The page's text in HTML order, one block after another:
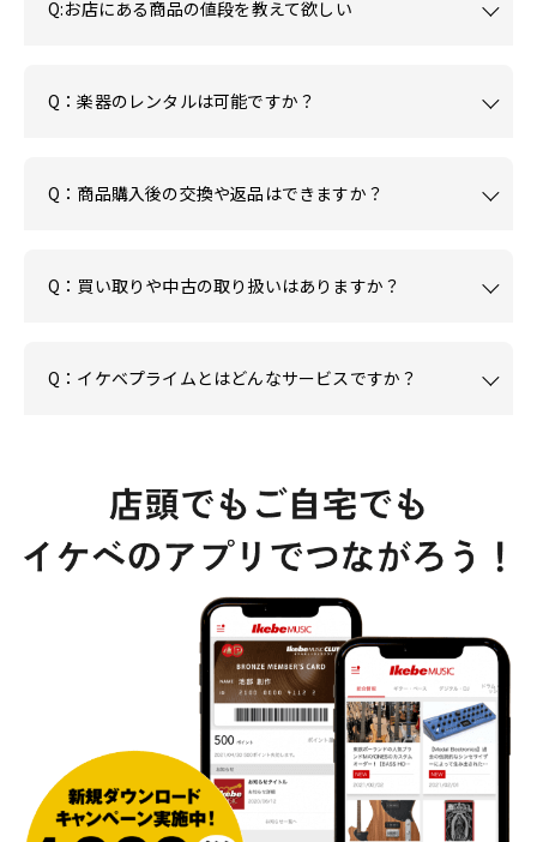
Q:お店にある商品の値段を教えて欲しい
Q：楽器のレンタルは可能ですか？
Q：商品購入後の交換や返品はできますか？
Q：買い取りや中古の取り扱いはありますか？
Q：イケベプライムとはどんなサービスですか？